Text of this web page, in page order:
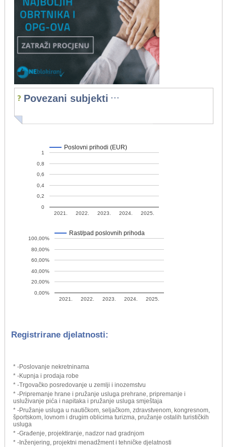
Povezani subjekti ...
Poslovni prihodi (EUR)
2021. 2022. 2023. 2024. 2025.
0
0,2
0,4
0,6
0,8
1
Rast/pad poslovnih prihoda
2021. 2022. 2023. 2024. 2025.
0,00%
20,00%
40,00%
60,00%
80,00%
100,00%
Registrirane djelatnosti:
* -Poslovanje nekretninama
* -Kupnja i prodaja robe
* -Trgovačko posredovanje u zemlji i inozemstvu
* -Pripremanje hrane i pružanje usluga prehrane, pripremanje i
usluživanje pića i napitaka i pružanje usluga smještaja
* -Pružanje usluga u nautičkom, seljačkom, zdravstvenom, kongresnom,
športskom, lovnom i drugim oblicima turizma, pružanje ostalih turističkih
usluga
* -Građenje, projektiranje, nadzor nad gradnjom
* -Inženjering, projektni menadžment i tehničke djelatnosti